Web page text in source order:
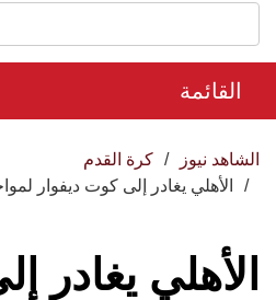
القائمة
الشاهد نيوز
كرة القدم
الأهلي يغادر إلى كوت ديفوار
الأهلي يغادر